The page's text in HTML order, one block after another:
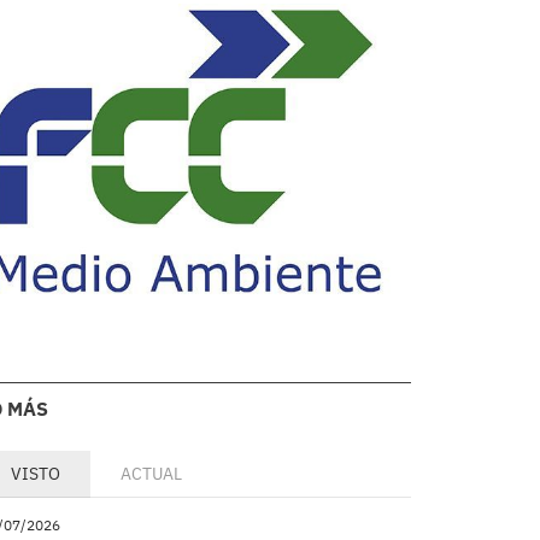
MÁS
VISTO ACTUAL
07/2026